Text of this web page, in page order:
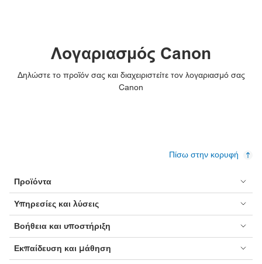
Λογαριασμός Canon
Δηλώστε το προϊόν σας και διαχειριστείτε τον λογαριασμό σας
Canon
Πίσω στην κορυφή
Προϊόντα
Υπηρεσίες και λύσεις
Βοήθεια και υποστήριξη
Εκπαίδευση και μάθηση